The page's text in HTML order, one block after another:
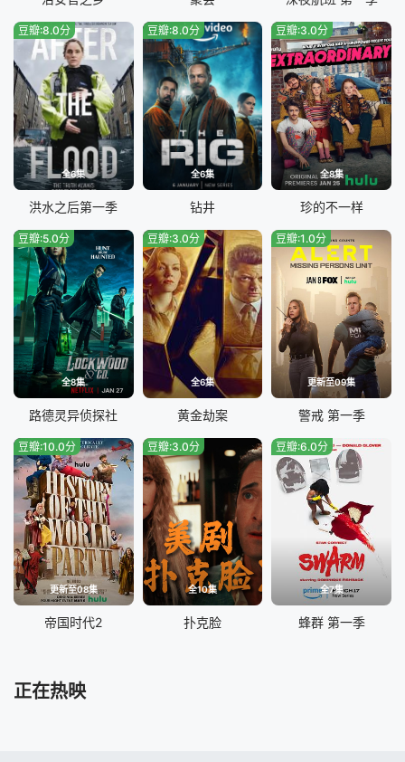
全6集
豆瓣:8.0分
洪水之后第一季
全6集
豆瓣:8.0分
钻井
全8集
豆瓣:3.0分
珍的不一样
全8集
豆瓣:5.0分
路德灵异侦探社
全6集
豆瓣:3.0分
黄金劫案
更新至09集
豆瓣:1.0分
警戒 第一季
更新至08集
豆瓣:10.0分
帝国时代2
全10集
豆瓣:3.0分
扑克脸
全7集
豆瓣:6.0分
蜂群 第一季
正在热映